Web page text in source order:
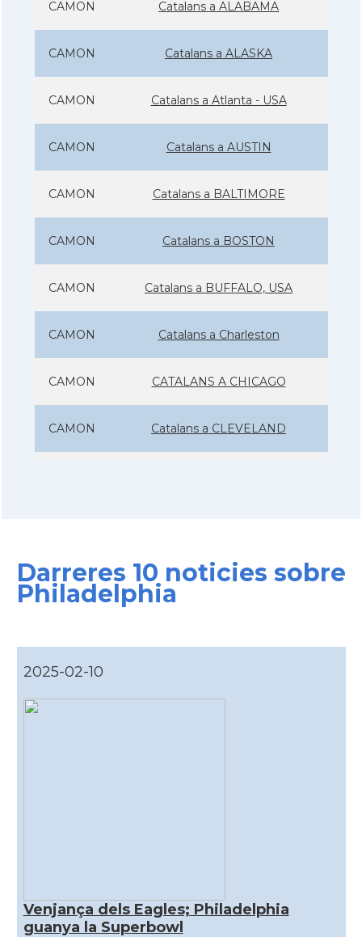
CAMON Catalans a ALABAMA
CAMON Catalans a ALASKA
CAMON Catalans a Atlanta - USA
CAMON Catalans a AUSTIN
CAMON Catalans a BALTIMORE
CAMON Catalans a BOSTON
CAMON Catalans a BUFFALO, USA
CAMON Catalans a Charleston
CAMON CATALANS A CHICAGO
CAMON Catalans a CLEVELAND
CAMON Catalans a CONNECTICUT
CAMON
CAMON Catalans a INDIANA
Darreres 10 noticies sobre
Philadelphia
2025-02-10
Venjança dels Eagles; Philadelphia
guanya la Superbowl